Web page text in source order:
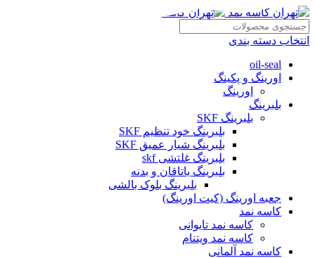
انتخاب دسته بندی
oil-seal
اورینگ و پکینگ
اورینگ
بلبرینگ
بلبرینگ SKF
بلبرینگ خود تنظیم SKF
بلبرینگ شیار عمیق SKF
بلبرینگ غلتشی skf
بلبرینگ یاتاقان و بدنه
بلبرینگ بلوک بالشی
جعبه اورینگ (کیت اورینگ)
کاسه نمد
کاسه نمد تایوانی
کاسه نمد ویتنام
کاسه نمد آلمانی